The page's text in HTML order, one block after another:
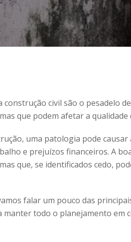
construção civil são o pesadelo
que podem afetar a qualidade
uma patologia pode
e prejuízos financeiros. A
que, se identificados cedo,
falar um pouco das
manter todo o planejamento em